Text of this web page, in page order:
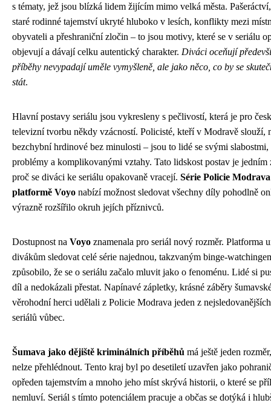
s tématy, jež jsou blízká lidem žijícím mimo velká města.
staré rodinné tajemství ukryté hluboko v lesích, konflikty mezi
obyvateli a přeshraniční zločin – to jsou motivy, které se v seriálu
objevují a dávají celku autentický charakter. Diváci oceňují
příběhy nevypadají uměle vymyšleně, ale jako něco, co by se
stát.
Hlavní postavy seriálu jsou vykresleny s pečlivostí, která je pro
televizní tvorbu někdy vzácností. Policisté, kteří v Modravě slouží,
bezchybní hrdinové bez minulosti – jsou to lidé se svými
problémy a komplikovanými vztahy. Tato lidskost postav je jedním
proč se diváci ke seriálu opakovaně vracejí. Série Policie
platformě Voyo nabízí možnost sledovat všechny díly pohodlně
výrazně rozšířilo okruh jejích příznivců.
Dostupnost na Voyo znamenala pro seriál nový rozměr. Platforma
divákům sledovat celé série najednou, takzvaným binge-
způsobilo, že se o seriálu začalo mluvit jako o fenoménu. Lidé si
díl a nedokázali přestat. Napínavé zápletky, krásné záběry
věrohodní herci udělali z Policie Modrava jeden z
seriálů vůbec.
Šumava jako dějiště kriminálních příběhů má ještě jeden
nelze přehlédnout. Tento kraj byl po desetiletí uzavřen jako
opředen tajemstvím a mnoho jeho míst skrývá historii, o které se
nemluví. Seriál s tímto potenciálem pracuje a občas se dotýká i